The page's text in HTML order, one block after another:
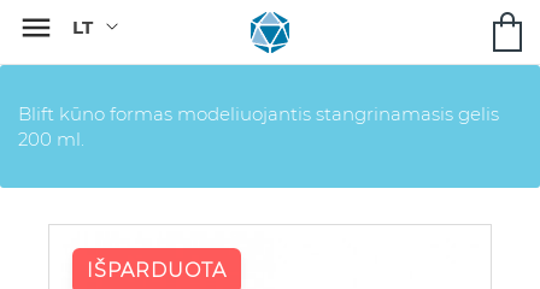

Blift kūno formas modeliuojantis stangrinamasis gelis
200 ml.
IŠPARDUOTA